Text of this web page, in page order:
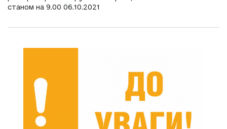
станом на 9.00 06.10.2021